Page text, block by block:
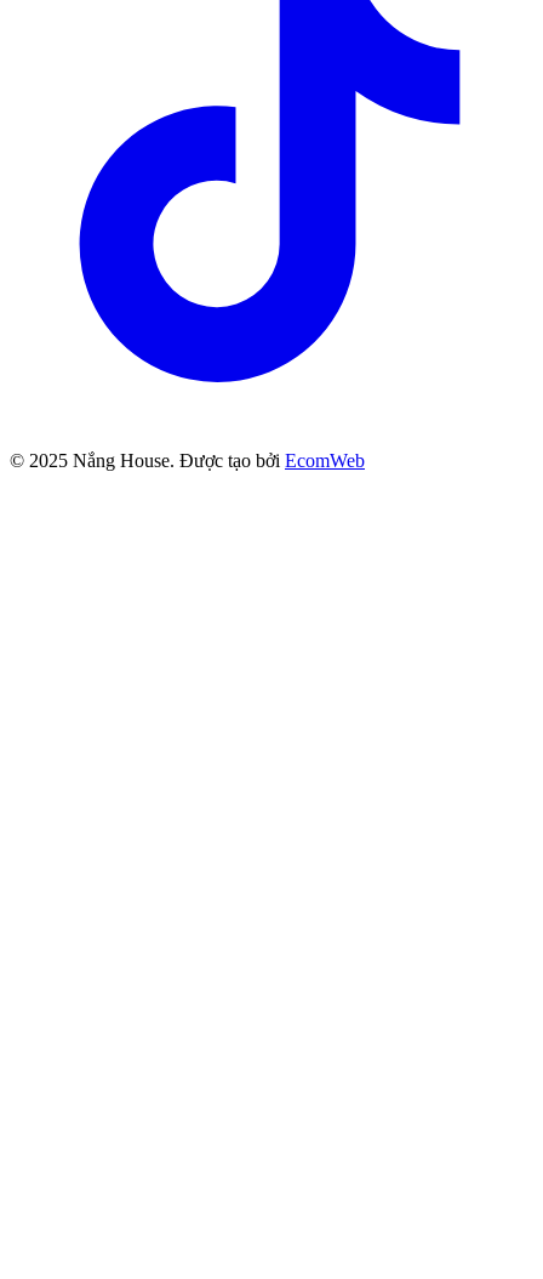
© 2025 Nắng House. Được tạo bởi EcomWeb